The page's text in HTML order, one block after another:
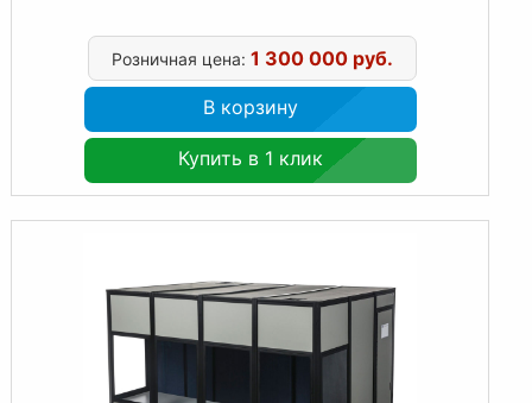
Розничная цена: 1 300 000 руб.
В корзину
Купить в 1 клик